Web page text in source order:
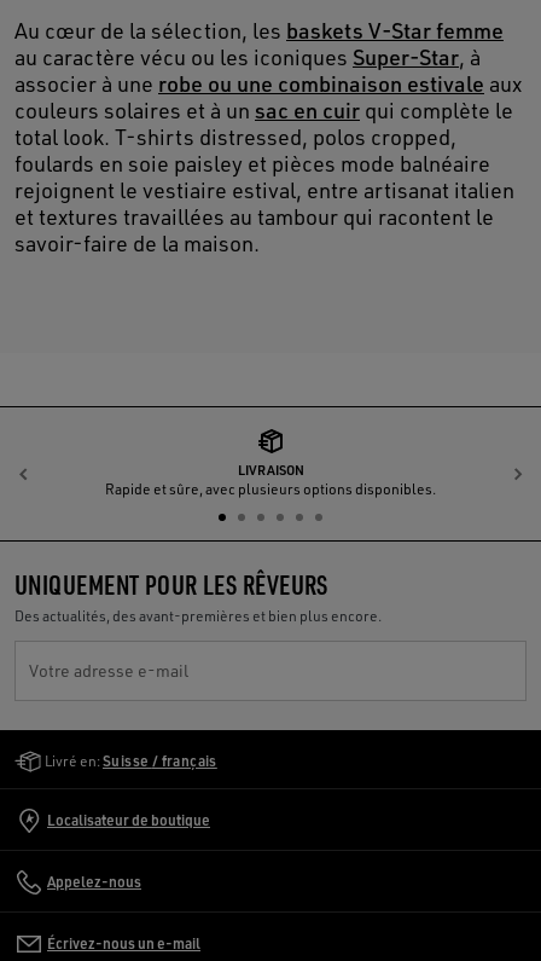
Au cœur de la sélection, les baskets V-Star femme
au caractère vécu ou les iconiques Super-Star, à
associer à une robe ou une combinaison estivale aux
couleurs solaires et à un sac en cuir qui complète le
total look. T-shirts distressed, polos cropped,
foulards en soie paisley et pièces mode balnéaire
rejoignent le vestiaire estival, entre artisanat italien
et textures travaillées au tambour qui racontent le
savoir-faire de la maison.
LIVRAISON
Rapide et sûre, avec plusieurs options disponibles.
Précédent
UNIQUEMENT POUR LES RÊVEURS
Des actualités, des avant-premières et bien plus encore.
Votre adresse e-mail
Livré en: Suisse / français
Localisateur de boutique
Appelez-nous
Écrivez-nous un e-mail